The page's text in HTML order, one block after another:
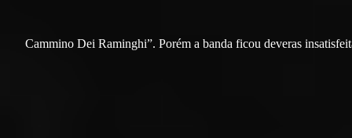
Cammino Dei Raminghi”. Porém a banda ficou deveras